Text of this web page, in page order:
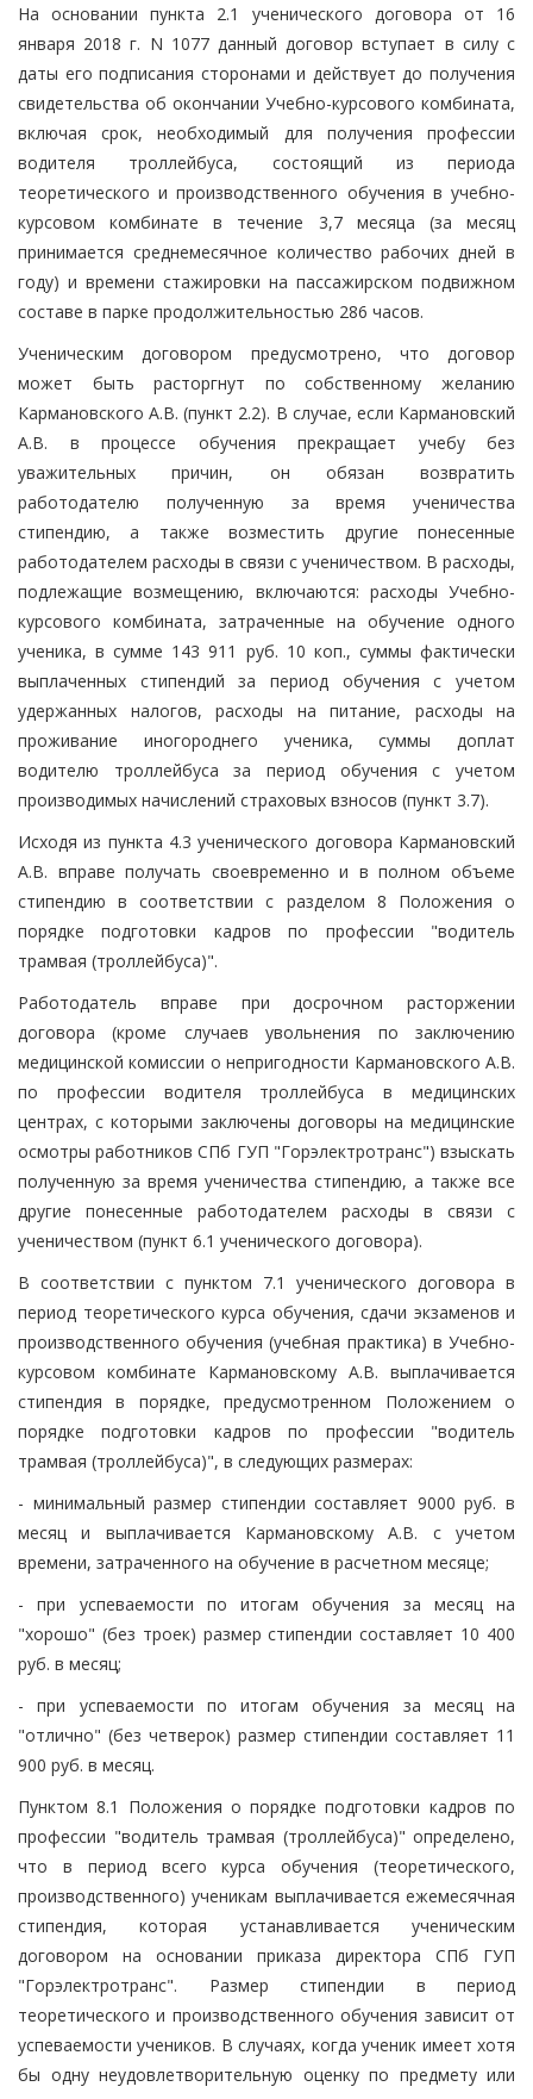
На основании пункта 2.1 ученического договора от 16
января 2018 г. N 1077 данный договор вступает в силу с
даты его подписания сторонами и действует до получения
свидетельства об окончании Учебно-курсового комбината,
включая срок, необходимый для получения профессии
водителя троллейбуса, состоящий из периода
теоретического и производственного обучения в учебно-
курсовом комбинате в течение 3,7 месяца (за месяц
принимается среднемесячное количество рабочих дней в
году) и времени стажировки на пассажирском подвижном
составе в парке продолжительностью 286 часов.
Ученическим договором предусмотрено, что договор
может быть расторгнут по собственному желанию
Кармановского А.В. (пункт 2.2). В случае, если Кармановский
А.В. в процессе обучения прекращает учебу без
уважительных причин, он обязан возвратить
работодателю полученную за время ученичества
стипендию, а также возместить другие понесенные
работодателем расходы в связи с ученичеством. В расходы,
подлежащие возмещению, включаются: расходы Учебно-
курсового комбината, затраченные на обучение одного
ученика, в сумме 143 911 руб. 10 коп., суммы фактически
выплаченных стипендий за период обучения с учетом
удержанных налогов, расходы на питание, расходы на
проживание иногороднего ученика, суммы доплат
водителю троллейбуса за период обучения с учетом
производимых начислений страховых взносов (пункт 3.7).
Исходя из пункта 4.3 ученического договора Кармановский
А.В. вправе получать своевременно и в полном объеме
стипендию в соответствии с разделом 8 Положения о
порядке подготовки кадров по профессии "водитель
трамвая (троллейбуса)".
Работодатель вправе при досрочном расторжении
договора (кроме случаев увольнения по заключению
медицинской комиссии о непригодности Кармановского А.В.
по профессии водителя троллейбуса в медицинских
центрах, с которыми заключены договоры на медицинские
осмотры работников СПб ГУП "Горэлектротранс") взыскать
полученную за время ученичества стипендию, а также все
другие понесенные работодателем расходы в связи с
ученичеством (пункт 6.1 ученического договора).
В соответствии с пунктом 7.1 ученического договора в
период теоретического курса обучения, сдачи экзаменов и
производственного обучения (учебная практика) в Учебно-
курсовом комбинате Кармановскому А.В. выплачивается
стипендия в порядке, предусмотренном Положением о
порядке подготовки кадров по профессии "водитель
трамвая (троллейбуса)", в следующих размерах:
- минимальный размер стипендии составляет 9000 руб. в
месяц и выплачивается Кармановскому А.В. с учетом
времени, затраченного на обучение в расчетном месяце;
- при успеваемости по итогам обучения за месяц на
"хорошо" (без троек) размер стипендии составляет 10 400
руб. в месяц;
- при успеваемости по итогам обучения за месяц на
"отлично" (без четверок) размер стипендии составляет 11
900 руб. в месяц.
Пунктом 8.1 Положения о порядке подготовки кадров по
профессии "водитель трамвая (троллейбуса)" определено,
что в период всего курса обучения (теоретического,
производственного) ученикам выплачивается ежемесячная
стипендия, которая устанавливается ученическим
договором на основании приказа директора СПб ГУП
"Горэлектротранс". Размер стипендии в период
теоретического и производственного обучения зависит от
успеваемости учеников. В случаях, когда ученик имеет хотя
бы одну неудовлетворительную оценку по предмету или